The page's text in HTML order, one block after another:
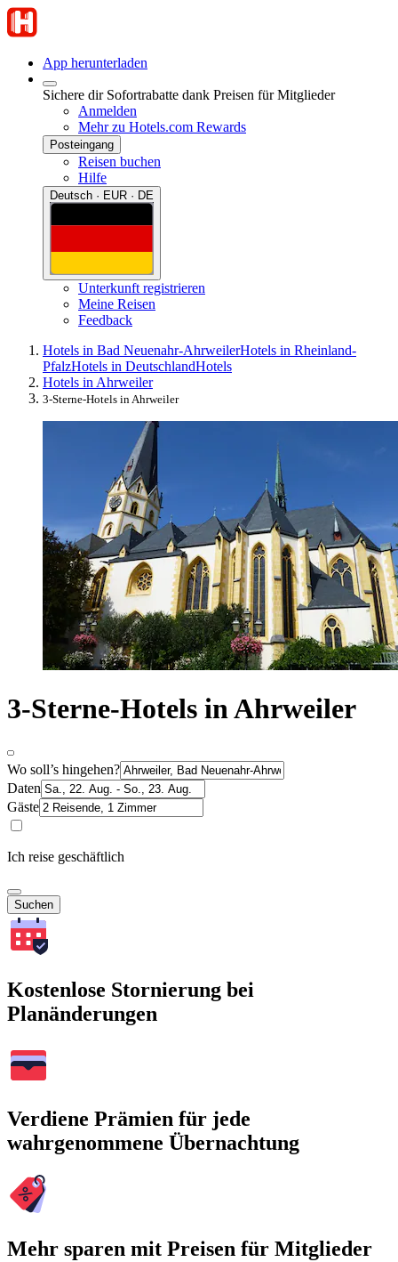
App herunterladen
Sichere dir Sofortrabatte dank Preisen für Mitglieder
Anmelden
Mehr zu Hotels.com Rewards
Posteingang
Reisen buchen
Hilfe
Deutsch · EUR · DE
Unterkunft registrieren
Meine Reisen
Feedback
Hotels in Bad Neuenahr-AhrweilerHotels in Rheinland-
PfalzHotels in DeutschlandHotels
Hotels in Ahrweiler
3-Sterne-Hotels in Ahrweiler
3-Sterne-Hotels in Ahrweiler
Wo soll’s hingehen?
Daten
Gäste
Ich reise geschäftlich
Suchen
Kostenlose Stornierung bei
Planänderungen
Verdiene Prämien für jede
wahrgenommene Übernachtung
Mehr sparen mit Preisen für Mitglieder